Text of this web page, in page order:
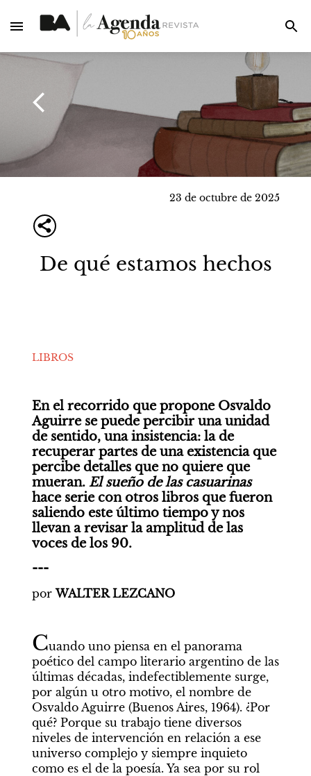
23 de octubre de 2025
De qué estamos hechos
LIBROS
En el recorrido que propone Osvaldo
Aguirre se puede percibir una unidad
de sentido, una insistencia: la de
recuperar partes de una existencia que
percibe detalles que no quiere que
mueran. El sueño de las casuarinas
hace serie con otros libros que fueron
saliendo este último tiempo y nos
llevan a revisar la amplitud de las
voces de los 90.
---
por WALTER LEZCANO
Cuando uno piensa en el panorama
poético del campo literario argentino de las
últimas décadas, indefectiblemente surge,
por algún u otro motivo, el nombre de
Osvaldo Aguirre (Buenos Aires, 1964). ¿Por
qué? Porque su trabajo tiene diversos
niveles de intervención en relación a ese
universo complejo y siempre inquieto
como es el de la poesía. Ya sea por su rol